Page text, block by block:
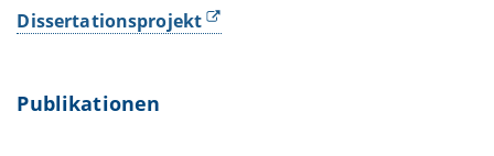
Dissertationsprojekt
Publikationen